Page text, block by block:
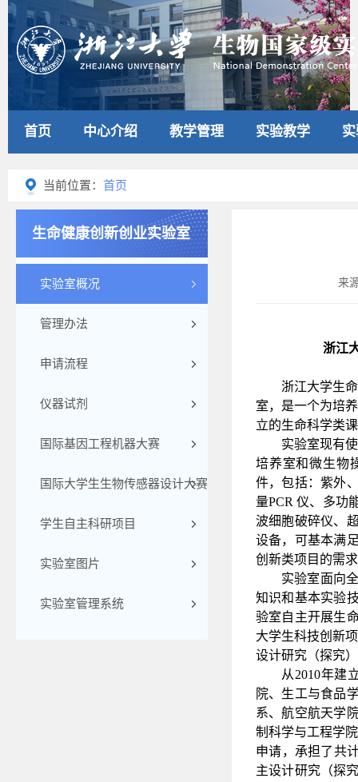
首页 中心介绍 教学管理 实验教学
当前位置： 首页
生命健康创新创业实验室
实验室概况
管理办法
申请流程
仪器试剂
国际基因工程机器大赛
国际大学生生物传感器设计大赛
学生自主科研项目
实验室图片
实验室管理系统
来
浙江
浙江大学生
室，是一个为培
立的生命科学类
实验室现有
培养室和微生物
件，包括：紫外
量PCR仪、多功
波细胞破碎仪、
设备，可基本满
创新类项目的需
实验室面向
知识和基本实验
验室自主开展生
大学生科技创新
设计研究（探究
从 2010年建
院、生工与食品
系、航空航天学
制科学与工程学
申请，承担了共
主设计研究（探